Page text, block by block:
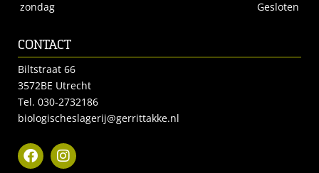
zondag
Gesloten
CONTACT
Biltstraat 66
3572BE Utrecht
Tel. 030-2732186
biologischeslagerij@gerrittakke.nl